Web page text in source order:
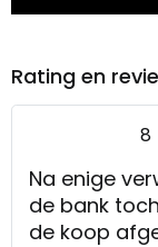
Rating en
8
Na enige
de bank
de koop